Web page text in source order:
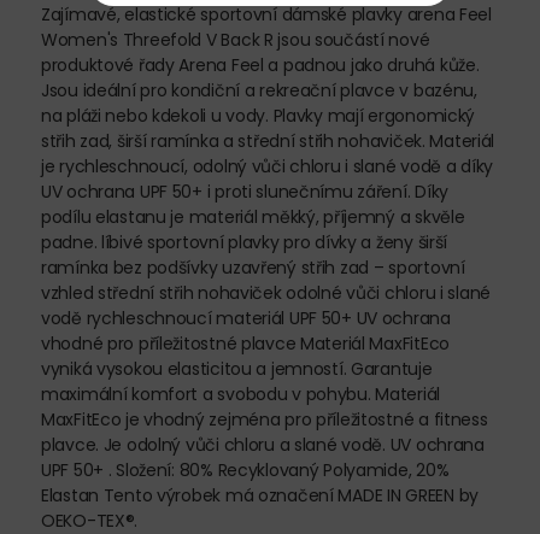
Zajímavé, elastické sportovní dámské plavky arena Feel
Women's Threefold V Back R jsou součástí nové
produktové řady Arena Feel a padnou jako druhá kůže.
Jsou ideální pro kondiční a rekreační plavce v bazénu,
na pláži nebo kdekoli u vody. Plavky mají ergonomický
střih zad, širší ramínka a střední střih nohaviček. Materiál
je rychleschnoucí, odolný vůči chloru i slané vodě a díky
UV ochrana UPF 50+ i proti slunečnímu záření. Díky
podílu elastanu je materiál měkký, příjemný a skvěle
padne. líbivé sportovní plavky pro dívky a ženy širší
ramínka bez podšívky uzavřený střih zad – sportovní
vzhled střední střih nohaviček odolné vůči chloru i slané
vodě rychleschnoucí materiál UPF 50+ UV ochrana
vhodné pro příležitostné plavce Materiál MaxFitEco
vyniká vysokou elasticitou a jemností. Garantuje
maximální komfort a svobodu v pohybu. Materiál
MaxFitEco je vhodný zejména pro příležitostné a fitness
plavce. Je odolný vůči chloru a slané vodě. UV ochrana
UPF 50+ . Složení: 80% Recyklovaný Polyamide, 20%
Elastan Tento výrobek má označení MADE IN GREEN by
OEKO-TEX®.